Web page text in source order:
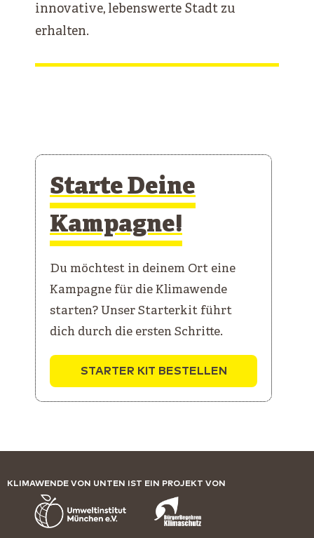
innovative, lebenswerte Stadt zu
erhalten.
Starte Deine
Kampagne!
Du möchtest in deinem Ort eine
Kampagne für die Klimawende
starten? Unser Starterkit führt
dich durch die ersten Schritte.
STARTER KIT BESTELLEN
KLIMAWENDE VON UNTEN IST EIN PROJEKT VON